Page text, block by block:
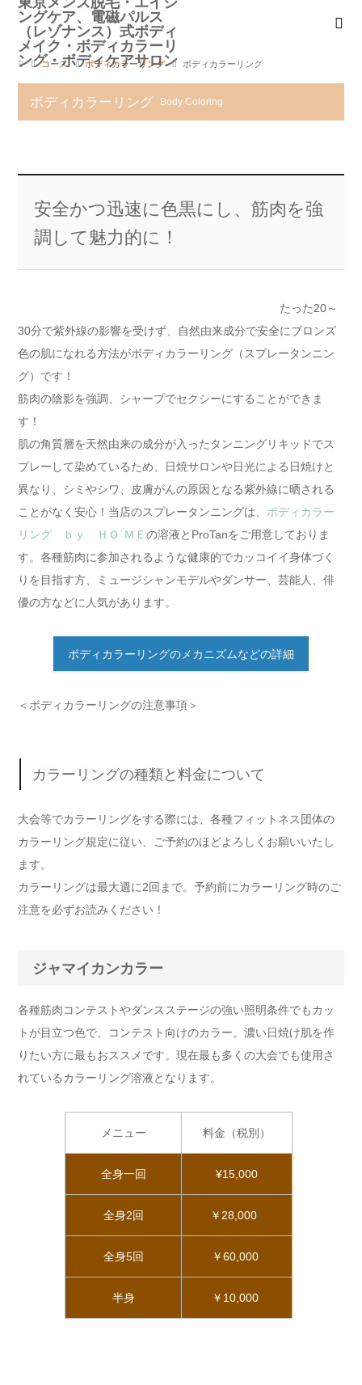
コース ボディカラーリング ボディカラーリング
ボディカラーリング Body Coloring
安全かつ迅速に色黒にし、筋肉を強
調して魅力的に！
たった20～
30分で紫外線の影響を受けず、自然由来成分で安全にブロンズ
色の肌になれる方法がボディカラーリング（スプレータンニン
グ）です！
筋肉の陰影を強調、シャープでセクシーにすることができま
す！
肌の角質層を天然由来の成分が入ったタンニングリキッドでス
プレーして染めているため、日焼サロンや日光による日焼けと
異なり、シミやシワ、皮膚がんの原因となる紫外線に晒される
ことがなく安心！ 当店のスプレータンニングは、 ボディカラー
リング ｂｙ ＨＯ´ＭＥ の溶液とProTanをご用意しておりま
す。各種筋肉に参加されるような健康的でカッコイイ身体づく
りを目指す方、ミュージシャンモデルやダンサー、芸能人、俳
優の方などに人気があります。
ボディカラーリングのメカニズムなどの詳細
＜ボディカラーリングの注意事項＞
カラーリングの種類と料金について
大会等でカラーリングをする際には、各種フィットネス団体の
カラーリング規定に従い、ご予約のほどよろしくお願いいたし
ます。
カラーリングは最大週に2回まで。予約前にカラーリング時のご
注意を必ずお読みください！
ジャマイカンカラー
各種筋肉コンテストやダンスステージの強い照明条件でもカッ
トが目立つ色で、コンテスト向けのカラー。濃い日焼け肌を作
りたい方に最もおススメです。現在最も多くの大会でも使用さ
れているカラーリング溶液となります。
メニュー 料金（税別）
全身一回 ¥15,000
全身2回 ￥28,000
全身5回 ￥60,000
半身 ￥10,000